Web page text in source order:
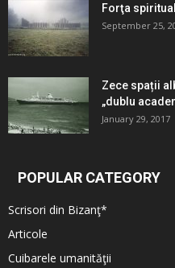
Forţa
September 25,
Zece spații
„dublu
January 29, 2017
POPULAR CATEGORY
Scrisori din Bizanţ*
Articole
Cuibarele umanităţii